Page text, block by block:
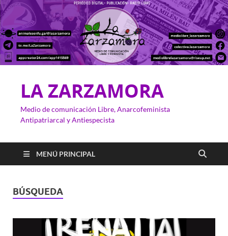
LA ZARZAMORA
Medio de comunicación Libre, Anarcofeminista
Antipatriarcal y Antiespecista
MENÚ PRINCIPAL
BÚSQUEDA